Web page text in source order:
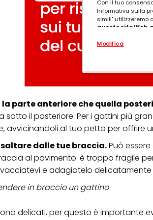
parte anteriore che quella
sotto il posteriore. Per i gattini più
avvicinandoli al tuo petto per offrire
dalle tue braccia.Può
al pavimento: è troppo fragile
e adagiatelo delicatamente
in braccio un gattino
delicati, per questo è importante
Con il tuo
Informativa sulla
simili" utilizzeremo
questo sito
.
(rispettivamente
terzi, conservare
misurare e
Puoi trovare
collegata nel piè di
qualsiasi momento
collegata nel piè di
"modifica" di
Se fai clic su
per uno o più degli
necessari per
Modifica